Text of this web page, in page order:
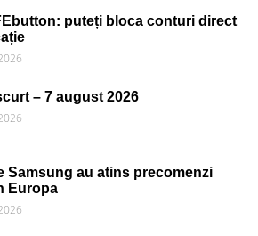
puteți bloca conturi direct
– 7 august 2026
Samsung au atins precomenzi
Europa